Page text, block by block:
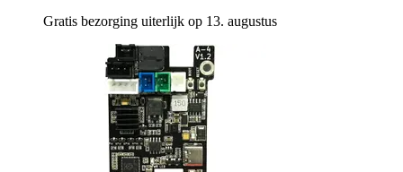
Gratis bezorging uiterlijk op 13. augustus